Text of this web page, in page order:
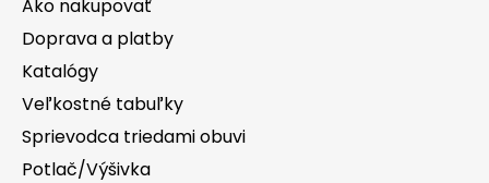
Ako nakupovať
Doprava a platby
Katalógy
Veľkostné tabuľky
Sprievodca triedami obuvi
Potlač/Výšivka